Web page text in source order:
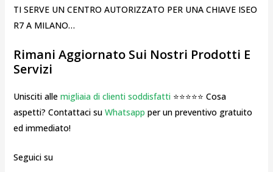
TI SERVE UN CENTRO AUTORIZZATO PER UNA CHIAVE ISEO
R7 A MILANO…
Rimani Aggiornato Sui Nostri Prodotti E
Servizi
Unisciti alle migliaia di clienti soddisfatti⭐⭐⭐⭐⭐ Cosa
aspetti? Contattaci su Whatsapp per un preventivo gratuito
ed immediato!
Seguici su